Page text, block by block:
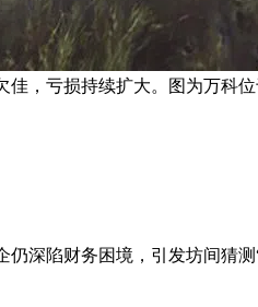
，亏损持续扩大。图为万科
深陷财务困境，引发坊间猜